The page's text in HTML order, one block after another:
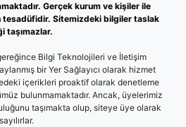
Gerçek kurum ve kişiler ile
tesadüfidir. Sitemizdeki bilgiler taslak
taşımazlar.
Bilgi Teknolojileri ve İletişim
bir Yer Sağlayıcı olarak hizmet
içerikleri proaktif olarak denetleme
bulunmamaktadır. Ancak, üyelerimiz
taşımakta olup, siteye üye olarak